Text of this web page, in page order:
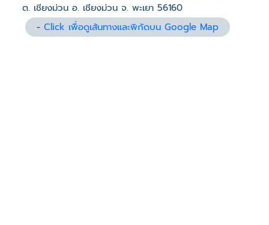
ต. เชียงม่วน อ. เชียงม่วน จ. พะเยา 56160
-Click เพื่อดูเส้นทางและพิกัดบน Google Map